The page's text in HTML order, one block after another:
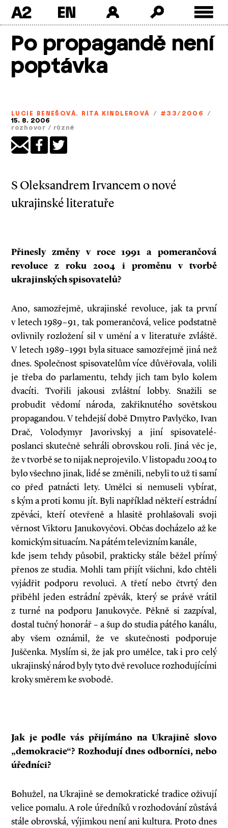
A2
Po propagandě není
poptávka
LUCIE BENEŠOVÁ, RITA KINDLEROVÁ / #33/2006 /
15. 8. 2006
rozhovor / různé
S Oleksandrem Irvancem o nové
ukrajinské literatuře
Přinesly změny v roce 1991 a pomerančová
revoluce z
roku 2004 i proměnu v tvorbě
ukrajinských spisovatelů?
Ano, samozřejmě, ukrajinské revoluce, jak ta první
v letech 1989–91, tak pomerančová, velice podstatně
ovlivnily rozložení sil v umění a v literatuře zvláště.
V letech 1989–1991 byla situace samozřejmě jiná než
dnes. Společnost spisovatelům více důvěřovala, volili
je třeba do parlamentu, tehdy jich tam bylo kolem
dvacíti. Tvořili jakousi zvláštní lobby. Snažili se
probudit vědomí národa, zakřiknutého sovětskou
propagandou. V tehdejší době Dmytro Pavlyčko, Ivan
Drač, Volodymyr Javorivskyj a jiní spisovatelé-
poslanci skutečně sehráli obrovskou roli. Jiná věc je,
že v tvorbě se to nijak neprojevilo. V listopadu 2004 to
bylo všechno jinak, lidé se změnili, nebyli to už ti samí
co před patnácti lety. Umělci si nemuseli vybírat,
s kým a proti komu jít. Byli například někteří estrádní
zpěváci, kteří otevřeně a hlasitě prohlašovali svoji
věrnost Viktoru Janukovyčovi. Občas docházelo až ke
komickým situa­cím. Na pátém televizním kanále,
kde jsem tehdy působil, prakticky stále běžel přímý
přenos ze studia. Mohli tam přijít všichni, kdo chtěli
vyjádřit podporu revoluci. A třetí nebo čtvrtý den
přiběhl jeden estrádní zpěvák, který se právě vrátil
z turné na podporu Janukovyče. Pěkně si zazpíval,
dostal tučný honorář – a šup do studia pátého kanálu,
aby všem oznámil, že ve skutečnosti podporuje
Juščenka. Myslím si, že jak pro umělce, tak i pro celý
ukrajinský národ byly tyto dvě revoluce rozhodujícími
kroky směrem ke svobodě.
Jak je podle vás přijímáno na Ukrajině slovo
„demokracie“? Rozhodují dnes odborníci, nebo
úředníci?
Bohužel, na Ukrajině se demokratické tradice oživují
velice pomalu. A role úředníků v rozhodování zůstává
stále obrovská, výjimkou není ani kultura. Proto dnes